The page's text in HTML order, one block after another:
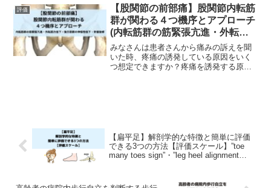
ができますが、外来や訪問の場面で、す
ぐに検査はできません。外来...
評価
【股関節の前部痛】股関節内転筋
群が関わる４つ機序とアプローチ
(内転筋群の筋緊張亢進・外転筋
力低下・後方筋群の伸張性低下・
骨盤後傾)
みなさんは患者さんから痛みの訴えを聞
いた時、疼痛の誘発している原因をいく
つ想定できますか？疼痛を誘発する原因
【扁平足】解剖学的な特徴と簡単に評価
できる3つの方法【評価スケール】”toe
many toes sign”・”leg heel alignment